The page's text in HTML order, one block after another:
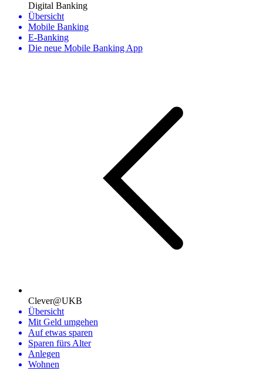
Digital Banking
Übersicht
Mobile Banking
E-Banking
Die neue Mobile Banking App
Clever@UKB
Übersicht
Mit Geld umgehen
Auf etwas sparen
Sparen fürs Alter
Anlegen
Wohnen